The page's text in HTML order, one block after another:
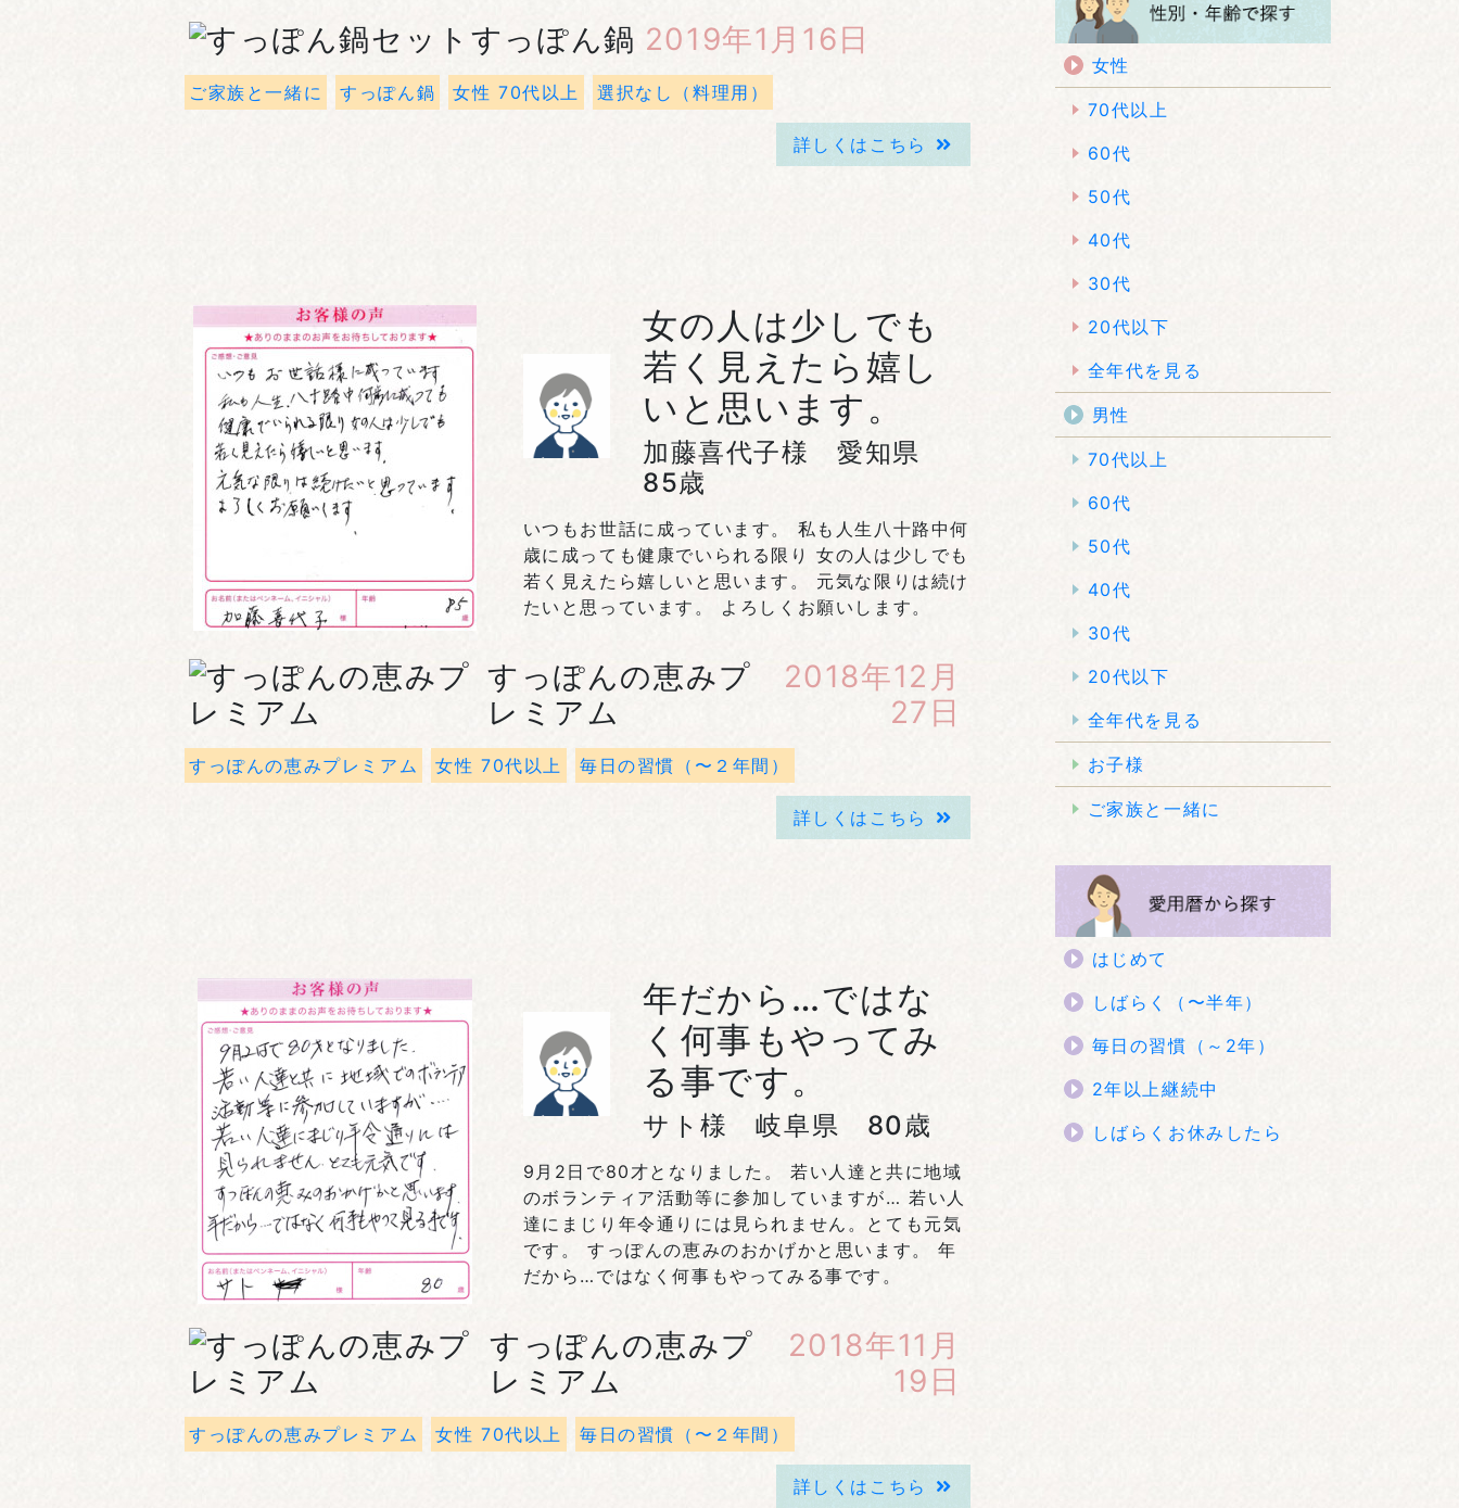
すっぽん鍋 2019年1月16日
ご家族と一緒に すっぽん鍋 女性 70代以上 選択なし（料理用）
詳しくはこちら
女の人は少しでも
若く見えたら嬉し
いと思います。
加藤喜代子様 愛知県
85歳
いつもお世話に成っています。 私も人生八十路中何
歳に成っても健康でいられる限り 女の人は少しでも
若く見えたら嬉しいと思います。 元気な限りは続け
たいと思っています。 よろしくお願いします。
すっぽんの恵みプ
レミアム
2018年12月
27日
すっぽんの恵みプレミアム 女性 70代以上 毎日の習慣（〜２年間）
詳しくはこちら
年だから…ではな
く何事もやってみ
る事です。
サト様 岐阜県 80歳
9月2日で80才となりました。 若い人達と共に地域
のボランティア活動等に参加していますが… 若い人
達にまじり年令通りには見られません。とても元気
です。 すっぽんの恵みのおかげかと思います。 年
だから…ではなく何事もやってみる事です。
すっぽんの恵みプ
レミアム
2018年11月
19日
すっぽんの恵みプレミアム 女性 70代以上 毎日の習慣（〜２年間）
詳しくはこちら
女性
70代以上
60代
50代
40代
30代
20代以下
全年代を見る
男性
70代以上
60代
50代
40代
30代
20代以下
全年代を見る
お子様
ご家族と一緒に
はじめて
しばらく（〜半年）
毎日の習慣（～2年）
2年以上継続中
しばらくお休みしたら